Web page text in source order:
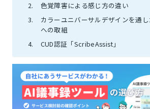
色覚障害による感じ方の違い
カラーユニバーサルデザインを通し
への取組
CUD認証「ScribeAssist」